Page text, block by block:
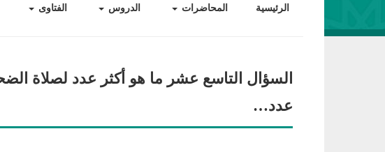
الرئيسية المحاضرات الدروس الفتاوى
السؤال التاسع عشر ما هو أكثر عدد لصلاة
عدد…